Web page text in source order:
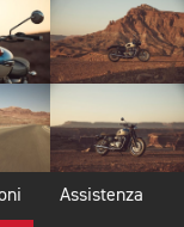
Assistenza